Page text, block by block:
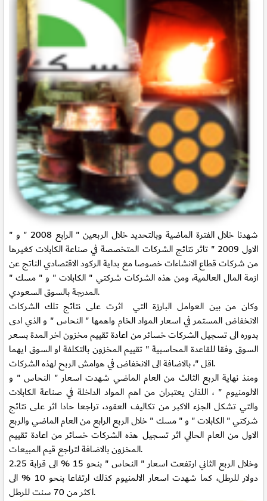
شهدنا خلال الفترة الماضية وبالتحديد خلال الربعين " الرابع 2008 " و "
الاول 2009 " تاثر نتائج الشركات المتخصصة في صناعة الكابلات كغيرها
من شركات قطاع الانشاءات خصوصا مع بداية الركود الاقتصادي الناتج عن
ازمة المال العالمية، ومن هذه الشركات شركتي " الكابلات " و " مسك "
المدرجة بالسوق السعودي.
وكان من بين العوامل البارزة التي اثرت على نتائج تلك الشركات
الانخفاض المستمر في اسعار المواد الخام واهمها " النحاس " و الذي ادى
بدوره الى تسجيل الشركات خسائر من اعادة تقييم مخزون اخر المدة بسعر
السوق وفقا للقاعدة المحاسبية " تقييم المخزون بالتكلفة او السوق ايهما
اقل "، بالاضافة الى الانخفاض في هوامش الربح لهذه الشركات.
ومنذ نهاية الربع الثالث من العام الماضي شهدت اسعار " النحاس " و
الالومنيوم " ، اللذان يعتبران من اهم المواد الداخلة في صناعة الكابلات
والتي تشكل الجزء الاكبر من تكاليف العقود، تراجعا حادا اثر على نتائج
شركتي " الكابلات " و " مسك " خلال الربع الرابع من العام الماضي والربع
الاول من العام الحالي اثر تسجيل هذه الشركات خسائر من اعادة تقييم
المخزون بالاضافة لتراجع قيم المبيعات.
وخلال الربع الثاني ارتفعت اسعار " النحاس " بنحو 15 % الى قرابة 2.25
دولار للرطل، كما شهدت اسعار الالمنيوم كذلك ارتفاعا بنحو 10 % الى
اكثر من 70 سنت للرطل.